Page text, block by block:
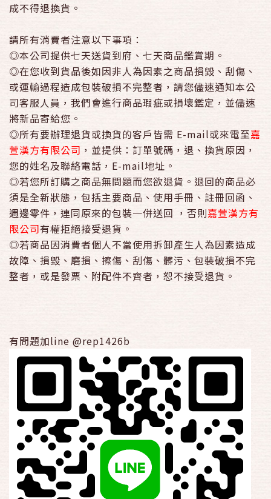
成不得退換貨。
請所有消費者注意以下事項：
◎本公司提供七天送貨到府、七天商品鑑賞期 。
◎在您收到貨品後如因非人為因素之商品損毀、刮傷、
或運輸過程造成包裝破損不完整者，請您儘速通知本公
司客服人員，我們會進行商品瑕疵或損壞鑑定，並儘速
將新品寄給您。
◎所有要辦理退貨或換貨的客戶皆需 E-mail或來電至嘉
萱漢方有限公司 ，並提供：訂單號碼，退、換貨原因，
您的姓名及聯絡電話，E-mail地址。
◎若您所訂購之商品無問題而您欲退貨。退回的商品必
須是全新狀態，包括主要商品、使用手冊、註冊回函、
週邊零件，連同原來的包裝一併送回 ，否則嘉萱漢方有
限公司有權拒絕接受退貨。
◎若商品因消費者個人不當使用拆卸產生人為因素造成
故障、損毀、磨損、擦傷、刮傷、髒污、包裝破損不完
整者，或是發票、附配件不齊者，恕不接受退貨。
有問題加line @rep1426b